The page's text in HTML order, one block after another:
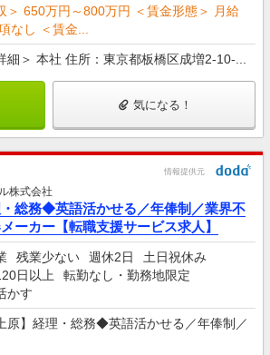
＞ 650万円～800万円 ＜賃金形態＞ 月給
なし ＜賃金...
細＞ 本社 住所：東京都板橋区成増2-10-...
気になる！
情報提供元
株式会社
・総務◆英語活かせる／年俸制／業界不
ーカー【転職支援サービス求人】
残業少ない 週休2日
土日祝休み
日以上
転勤なし・勤務地限定
かす
原】経理・総務◆英語活かせる／年俸制／